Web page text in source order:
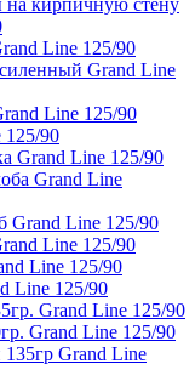
на кирпичную стену
Line 125/90
Grand Line
Line 125/90
125/90
Grand Line 125/90
Grand Line
Grand Line 125/90
Line 125/90
Line 125/90
Line 125/90
Grand Line 125/90
Grand Line 125/90
Grand Line